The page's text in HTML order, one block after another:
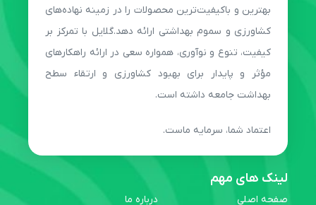
لینک های مهم
صفحه اصلی درباره ما
بهترین و باکیفیت‌ترین محصولات را در زمینه نهاده‌های
کشاورزی و سموم بهداشتی ارائه دهد.گلایل با تمرکز بر
کیفیت، تنوع و نوآوری، همواره سعی در ارائه راهکارهای
مؤثر و پایدار برای بهبود کشاورزی و ارتقاء سطح
بهداشت جامعه داشته است.
اعتماد شما، سرمایه ماست.